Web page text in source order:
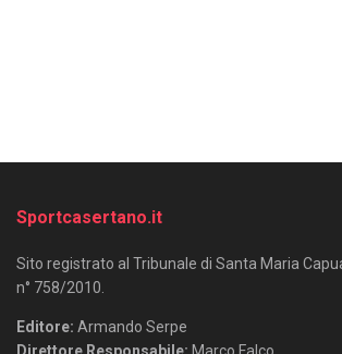
Sportcasertano.it
Sito registrato al Tribunale di Santa Maria
n° 758/2010.
Editore: Armando Serpe